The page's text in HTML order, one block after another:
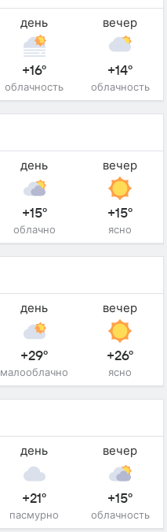
день
+16°
облачность
вечер
+14°
облачность
день
+15°
облачно
вечер
+15°
ясно
день
+29°
малооблачно
вечер
+26°
ясно
день
+21°
пасмурно
вечер
+15°
облачность